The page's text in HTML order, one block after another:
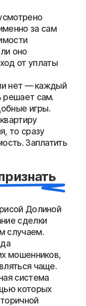
за сам
оно
от уплаты
нет — каждый
решает сам.
игры.
то сразу
Заплатить
Долиной
сделки
случаем.
мошенников,
чаще.
система
которых